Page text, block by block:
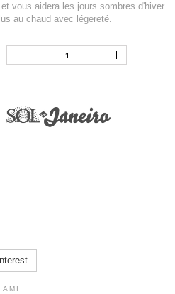
vous aidera les jours sombres d'hiver
au chaud avec légereté.
AMI